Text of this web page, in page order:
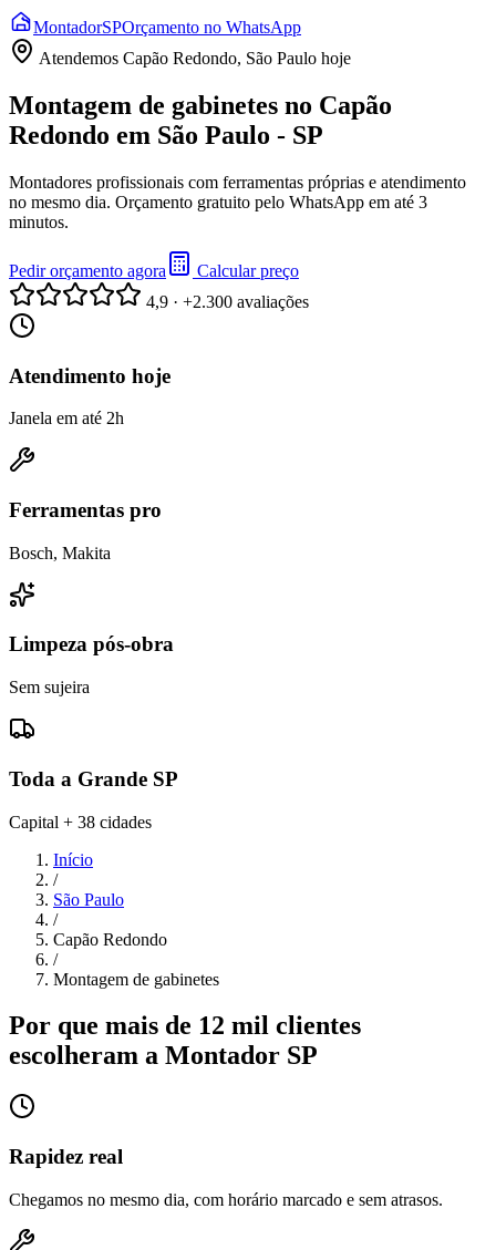
MontadorSPOrçamento no WhatsApp
Atendemos Capão Redondo, São Paulo hoje
Montagem de gabinetes no Capão
Redondo em São Paulo - SP
Montadores profissionais com ferramentas próprias e atendimento
no mesmo dia. Orçamento gratuito pelo WhatsApp em até 3
minutos.
Pedir orçamento agora
Calcular preço
4,9 · +2.300 avaliações
Atendimento hoje
Janela em até 2h
Ferramentas pro
Bosch, Makita
Limpeza pós-obra
Sem sujeira
Toda a Grande SP
Capital + 38 cidades
Início
/
São Paulo
/
Capão Redondo
/
Montagem de gabinetes
Por que mais de 12 mil clientes
escolheram a Montador SP
Rapidez real
Chegamos no mesmo dia, com horário marcado e sem atrasos.